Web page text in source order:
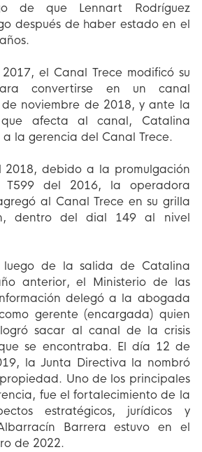
de que Lennart Rodríguez
después de haber estado en el
el Canal Trece modificó su
convertirse en un canal
noviembre de 2018, y ante la
que afecta al canal, Catalina
a la gerencia del Canal Trece.
2018, debido a la promulgación
del 2016, la operadora
al Canal Trece en su grilla
dentro del dial 149 al nivel
de la salida de Catalina
anterior, el Ministerio de las
delegó a la abogada
gerente (encargada) quien
sacar al canal de la crisis
se encontraba. El día 12 de
la Junta Directiva la nombró
Uno de los principales
fue el fortalecimiento de la
estratégicos, jurídicos y
Barrera estuvo en el
de 2022.